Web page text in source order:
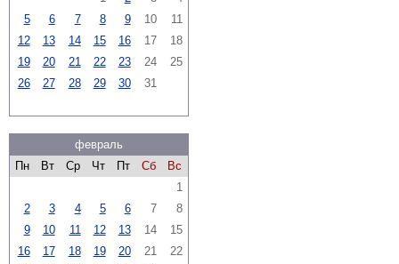
5
6 7 8 9 10
11
12
13 14 15 16 17
18
19
20 21 22 23 24
25
26
27 28 29 30 31
февраль
Пн
Вт Ср Чт Пт Сб
Вс
1
2
3 4 5 6 7
8
9
10 11 12 13 14
15
16
17 18 19 20 21
22